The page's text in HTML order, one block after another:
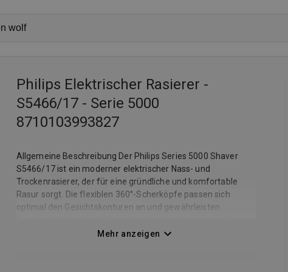
Philips Elektrischer Rasierer -
S5466/17 - Serie 5000
8710103993827
Allgemeine Beschreibung Der Philips Series 5000 Shaver
S5466/17 ist ein moderner elektrischer Nass- und
Trockenrasierer, der für eine gründliche und komfortable
Rasur sorgt. Die flexiblen 360°-Scherköpfe passen sich
optimal den Gesichtskonturen an und gewährleisten
Stellen zuverlässig rasiert werden können. Die
Mehr anzeigen